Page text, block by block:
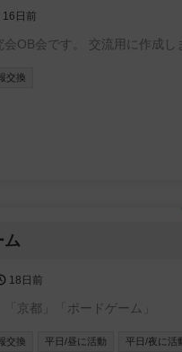
16日前
OB会です。 交流用に作成し
交換
ム
18日前
京都」「ボードゲーム」
交換 平日/昼に活動 平日/夜に活